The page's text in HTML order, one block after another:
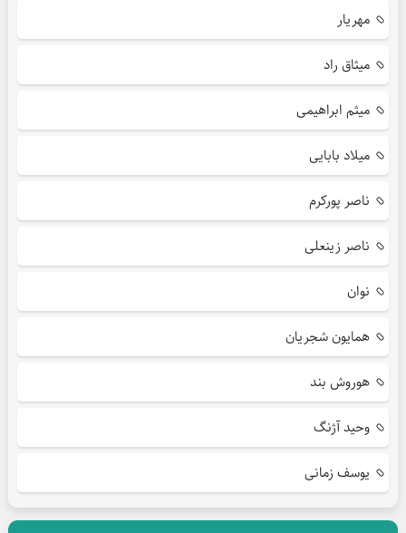
مهریار
میثاق راد
میثم ابراهیمی
میلاد بابایی
ناصر پورکرم
ناصر زینعلی
نوان
همایون شجریان
هوروش بند
وحید آژنگ
یوسف زمانی